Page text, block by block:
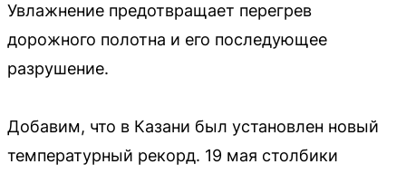
Увлажнение предотвращает перегрев
дорожного полотна и его последующее
разрушение.
Добавим, что в Казани был установлен новый
температурный рекорд. 19 мая столбики